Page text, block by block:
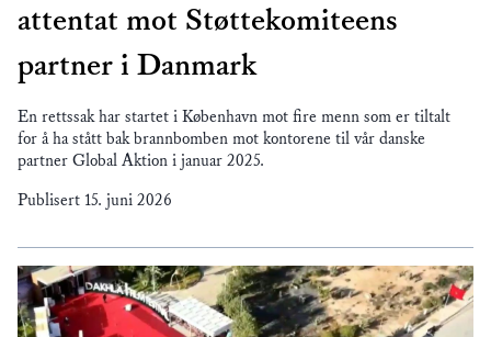
attentat mot Støttekomiteens
partner i Danmark
En rettssak har startet i København mot fire menn som er tiltalt
for å ha stått bak brannbomben mot kontorene til vår danske
partner Global Aktion i januar 2025.
Publisert 15. juni 2026